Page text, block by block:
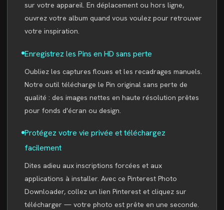
sur votre appareil. En déplacement ou hors ligne,
ouvrez votre album quand vous voulez pour retrouver
votre inspiration.
Enregistrez les Pins en HD sans perte
Oubliez les captures floues et les recadrages manuels.
Notre outil télécharge le Pin original sans perte de
qualité : des images nettes en haute résolution prêtes
pour fonds d'écran ou design.
Protégez votre vie privée et téléchargez
facilement
Dites adieu aux inscriptions forcées et aux
applications à installer. Avec ce Pinterest Photo
Downloader, collez un lien Pinterest et cliquez sur
télécharger — votre photo est prête en une seconde.